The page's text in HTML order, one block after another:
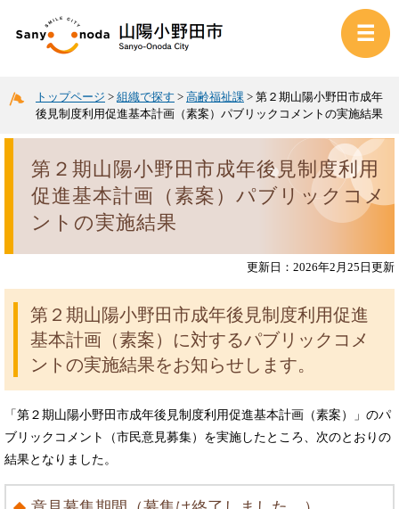
トップページ > 組織で探す > 高齢福祉課 > 第２期山陽小野田市成年
後見制度利用促進基本計画（素案）パブリックコメントの実施結果
第２期山陽小野田市成年後見制度利用
促進基本計画（素案）パブリックコメ
ントの実施結果
更新日：2026年2月25日更新
第２期山陽小野田市成年後見制度利用促進
基本計画（素案）に対するパブリックコメ
ントの実施結果をお知らせします。
「第２期山陽小野田市成年後見制度利用促進基本計画（素案）」のパ
ブリックコメント（市民意見募集）を実施したところ、次のとおりの
結果となりました。